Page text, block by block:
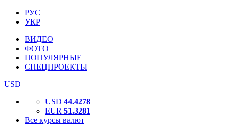
РУС
УКР
ВИДЕО
ФОТО
ПОПУЛЯРНЫЕ
СПЕЦПРОЕКТЫ
USD
USD 44.4278
EUR 51.3281
Все курсы валют